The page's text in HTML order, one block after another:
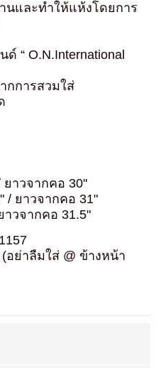
านและทำให้แห้งโดยการ
“ O.N.International
กการสวมใส่
ยาวจากคอ 30"
/ ยาวจากคอ 31"
าวจากคอ 31.5"
(อย่าลืมใส่ @ ข้างหน้า